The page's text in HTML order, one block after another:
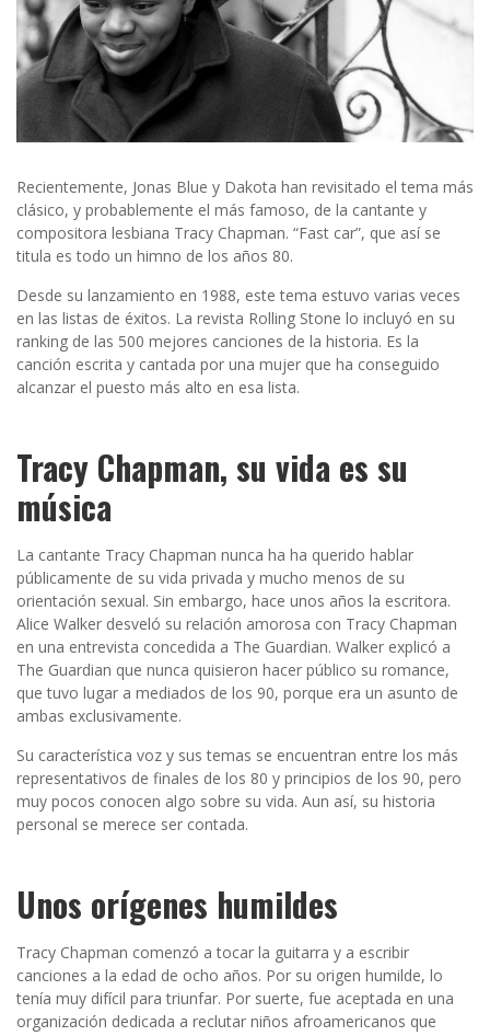
Recientemente, Jonas Blue y Dakota han revisitado el tema más
clásico, y probablemente el más famoso, de la cantante y
compositora lesbiana Tracy Chapman. “Fast car”, que así se
titula es todo un himno de los años 80.
Desde su lanzamiento en 1988, este tema estuvo varias veces
en las listas de éxitos. La revista Rolling Stone lo incluyó en su
ranking de las 500 mejores canciones de la historia. Es la
canción escrita y cantada por una mujer que ha conseguido
alcanzar el puesto más alto en esa lista.
Tracy Chapman, su vida es su
música
La cantante Tracy Chapman nunca ha ha querido hablar
públicamente de su vida privada y mucho menos de su
orientación sexual. Sin embargo, hace unos años la escritora.
Alice Walker desveló su relación amorosa con Tracy Chapman
en una entrevista concedida a The Guardian. Walker explicó a
The Guardian que nunca quisieron hacer público su romance,
que tuvo lugar a mediados de los 90, porque era un asunto de
ambas exclusivamente.
Su característica voz y sus temas se encuentran entre los más
representativos de finales de los 80 y principios de los 90, pero
muy pocos conocen algo sobre su vida. Aun así, su historia
personal se merece ser contada.
Unos orígenes humildes
Tracy Chapman comenzó a tocar la guitarra y a escribir
canciones a la edad de ocho años. Por su origen humilde, lo
tenía muy difícil para triunfar. Por suerte, fue aceptada en una
organización dedicada a reclutar niños afroamericanos que